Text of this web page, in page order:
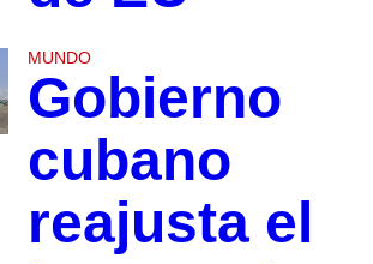
MUNDO
Gobierno
cubano
reajusta el